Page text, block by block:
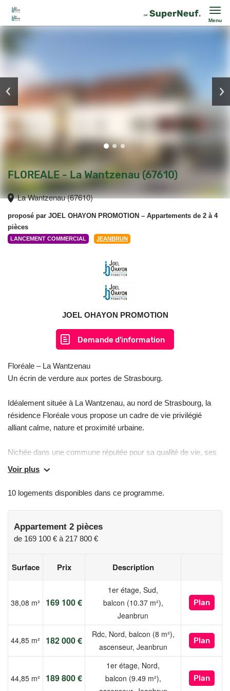
Menu
FLOREALE - La Wantzenau (67610)
La Wantzenau (67610)
proposé par JOEL OHAYON PROMOTION – Appartements de 2 à 4
pièces
LANCEMENT COMMERCIAL JEANBRUN
JOEL OHAYON PROMOTION
Demande d'information
Floréale – La Wantzenau
Un écrin de verdure aux portes de Strasbourg.
Idéalement située à La Wantzenau, au nord de Strasbourg, la
résidence Floréale vous propose un cadre de vie privilégié
alliant calme, nature et proximité urbaine.
Nichée dans une commune réputée pour sa qualité de vie, ses
espaces verts et son dynamisme, Floréale bénéficie d’un
La résidence se compose de 15 appartements seulement, du 2
au 4 pièces, pensés pour offrir confort, luminosité et bien-être au
de grandes terrasses ou jardins privatifs
d’un environnement calme et résidentiel
d’une conception moderne et fonctionnelle
Des prestations de qualité
Floréale propose des équipements modernes et durables :
Accès sécurisé par visiophone
Ascenseur
Voir plus
10 logements disponibles dans ce programme.
Appartement 2 pièces
de 169 100 € à 217 800 €
Surface Prix Description
38,08 m² 169 100 €
1er étage, Sud,
balcon (10.37 m²),
Jeanbrun
Plan
44,85 m² 182 000 €
Rdc, Nord, balcon (8 m²),
ascenseur, Jeanbrun
Plan
44,85 m² 189 800 €
1er étage, Nord,
balcon (9.49 m²),
Plan